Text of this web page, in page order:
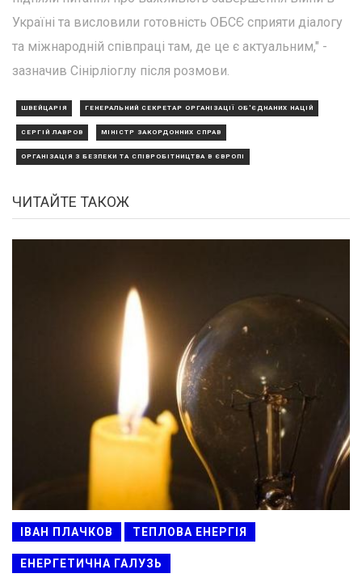
Україні та висловили готовність ОБСЄ сприяти діалогу
та міжнародній співпраці там, де це є актуальним," -
зазначив Сінірліоглу після розмови.
ШВЕЙЦАРІЯ ГЕНЕРАЛЬНИЙ СЕКРЕТАР ОРГАНІЗАЦІЇ ОБ'ЄДНАНИХ НАЦІЙ
СЕРГІЙ ЛАВРОВ МІНІСТР ЗАКОРДОННИХ СПРАВ
ОРГАНІЗАЦІЯ З БЕЗПЕКИ ТА СПІВРОБІТНИЦТВА В ЄВРОПІ
ЧИТАЙТЕ ТАКОЖ
ІВАН ПЛАЧКОВ ТЕПЛОВА ЕНЕРГІЯ
ЕНЕРГЕТИЧНА ГАЛУЗЬ